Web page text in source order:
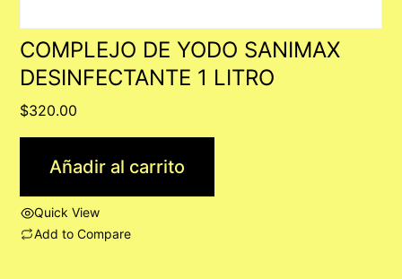
COMPLEJO DE YODO SANIMAX
DESINFECTANTE 1 LITRO
$320.00
Añadir al carrito
Quick View
Add to Compare